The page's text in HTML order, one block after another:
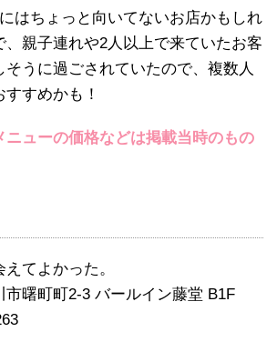
はちょっと向いてないお店かもしれ
、親子連れや2人以上で来ていたお客
そうに過ごされていたので、複数人
すめかも！
ューの価格などは掲載当時のもの
てよかった。
市曙町町2-3 バールイン藤堂 B1F